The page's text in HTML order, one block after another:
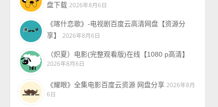
盘下载 2026年8月6日
《喀什恋歌》-电视剧百度云高清网盘【资源分
享】
2026年8月6日
（炽夏）电影(完整观看版)在线【1080 p高清】
2026年8月6日
《耀眼》全集电影百度云资源 网盘分享 2026年8月
6日